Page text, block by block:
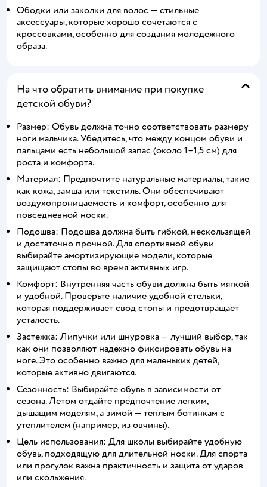
Ободки или заколки для волос — стильные
аксессуары, которые хорошо сочетаются с
кроссовками, особенно для создания молодежного
образа.
На что обратить внимание при покупке
детской обуви?
Размер: Обувь должна точно соответствовать размеру
ноги мальчика. Убедитесь, что между концом обуви и
пальцами есть небольшой запас (около 1–1,5 см) для
роста и комфорта.
Материал: Предпочтите натуральные материалы, такие
как кожа, замша или текстиль. Они обеспечивают
воздухопроницаемость и комфорт, особенно для
повседневной носки.
Подошва: Подошва должна быть гибкой, нескользящей
и достаточно прочной. Для спортивной обуви
выбирайте амортизирующие модели, которые
защищают стопы во время активных игр.
Комфорт: Внутренняя часть обуви должна быть мягкой
и удобной. Проверьте наличие удобной стельки,
которая поддерживает свод стопы и предотвращает
усталость.
Застежка: Липучки или шнуровка — лучший выбор, так
как они позволяют надежно фиксировать обувь на
ноге. Это особенно важно для маленьких детей,
которые активно двигаются.
Сезонность: Выбирайте обувь в зависимости от
сезона. Летом отдайте предпочтение легким,
дышащим моделям, а зимой — теплым ботинкам с
утеплителем (например, из овчины).
Цель использования: Для школы выбирайте удобную
обувь, подходящую для длительной носки. Для спорта
или прогулок важна практичность и защита от ударов
или скольжения.